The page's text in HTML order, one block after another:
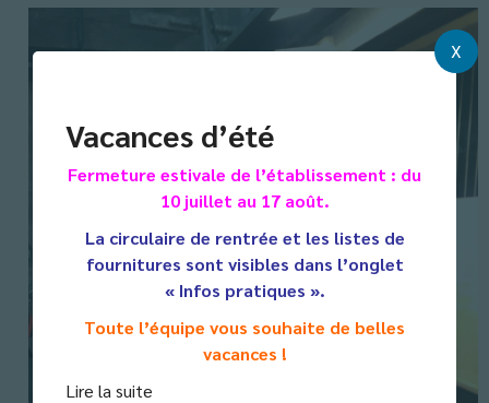
Vacances d’été
Fermeture estivale de l’établissement : du
10 juillet au 17 août.
La circulaire de rentrée et les listes de
fournitures sont visibles dans l’onglet
« Infos pratiques ».
Toute l’équipe vous souhaite de belles
vacances !
Lire la suite
X